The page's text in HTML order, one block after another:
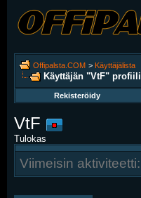
Offipalsta.COM > Käyttäjälista
Käyttäjän "VtF" profiili
Rekisteröidy
VtF
Tulokas
Viimeisin aktiviteetti: